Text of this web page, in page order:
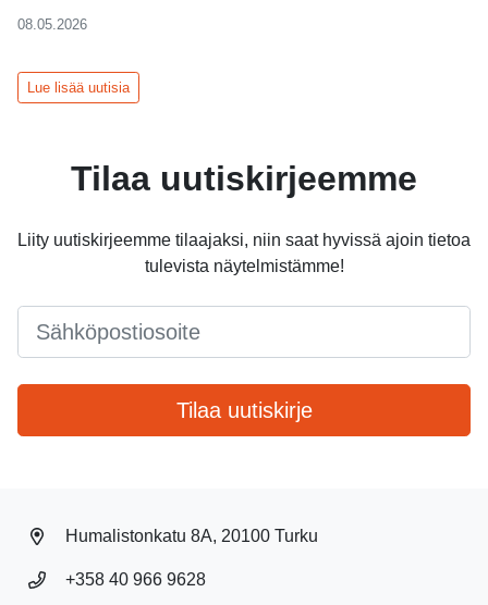
08.05.2026
Lue lisää uutisia
Tilaa uutiskirjeemme
Liity uutiskirjeemme tilaajaksi, niin saat hyvissä ajoin tietoa
tulevista näytelmistämme!
Tilaa uutiskirje
Humalistonkatu 8A, 20100 Turku
+358 40 966 9628